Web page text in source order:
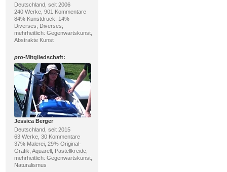
Deutschland, seit 2006
240 Werke, 901 Kommentare
84% Kunstdruck, 14%
Diverses; Diverses;
mehrheitlich: Gegenwartskunst,
Abstrakte Kunst
pro-Mitgliedschaft:
Jessica Berger
Deutschland, seit 2015
63 Werke, 30 Kommentare
37% Malerei, 29% Original-
Grafik; Aquarell, Pastellkreide;
mehrheitlich: Gegenwartskunst,
Naturalismus